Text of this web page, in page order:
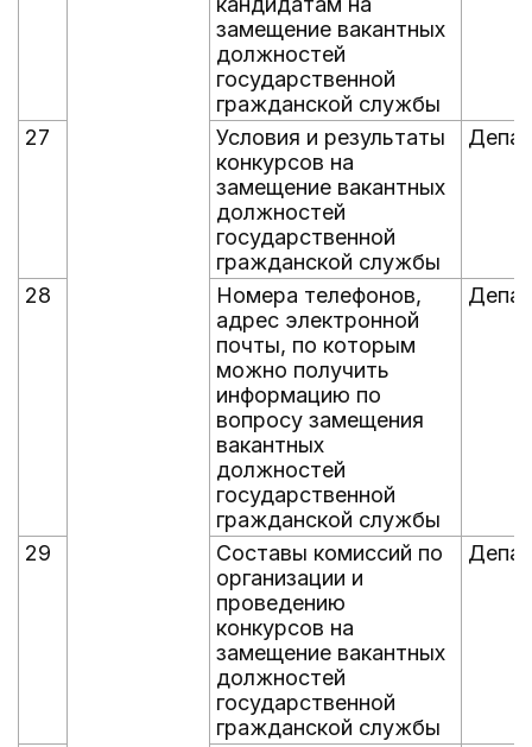
замещение вакантных
должностей
государственной
гражданской службы
27
Условия и результаты
конкурсов на
замещение вакантных
должностей
государственной
гражданской службы
28
Номера телефонов,
адрес электронной
почты, по которым
можно получить
информацию по
вопросу замещения
вакантных
должностей
государственной
гражданской службы
29
Составы комиссий по
организации и
проведению
конкурсов на
замещение вакантных
должностей
государственной
гражданской службы